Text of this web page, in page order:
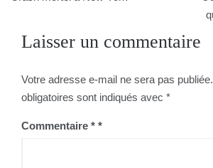
l’article
Laisser un commentaire
Votre adresse e-mail ne sera pas publiée.
obligatoires sont indiqués avec *
Commentaire *